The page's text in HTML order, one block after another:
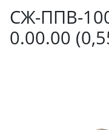
СЖ-ППВ-
0.00.00